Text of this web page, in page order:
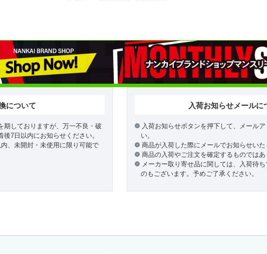
について
期しておりますが、万一不良・破
7日以内にお知らせください。
、未開封・未使用に限り可能で
入荷お知らせメールに
入荷お知らせボタンを押下して、メール
い。
商品が入荷した際にメールでお知らせいた
商品の入荷やご注文を確定するものではあ
メーカー取り寄せ品に関しては、入荷待
のもございます。予めご了承ください。